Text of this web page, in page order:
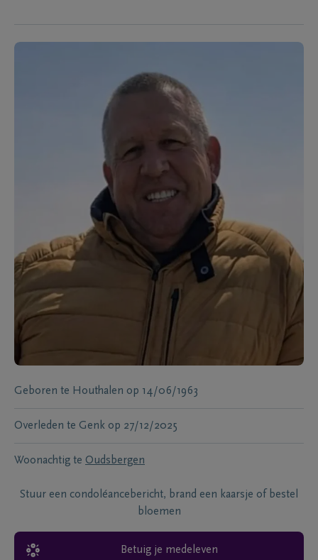
Geboren te Houthalen op 14/06/1963
Overleden te Genk op 27/12/2025
Woonachtig te Oudsbergen
Stuur een condoléancebericht, brand een kaarsje of bestel
bloemen
Betuig je medeleven